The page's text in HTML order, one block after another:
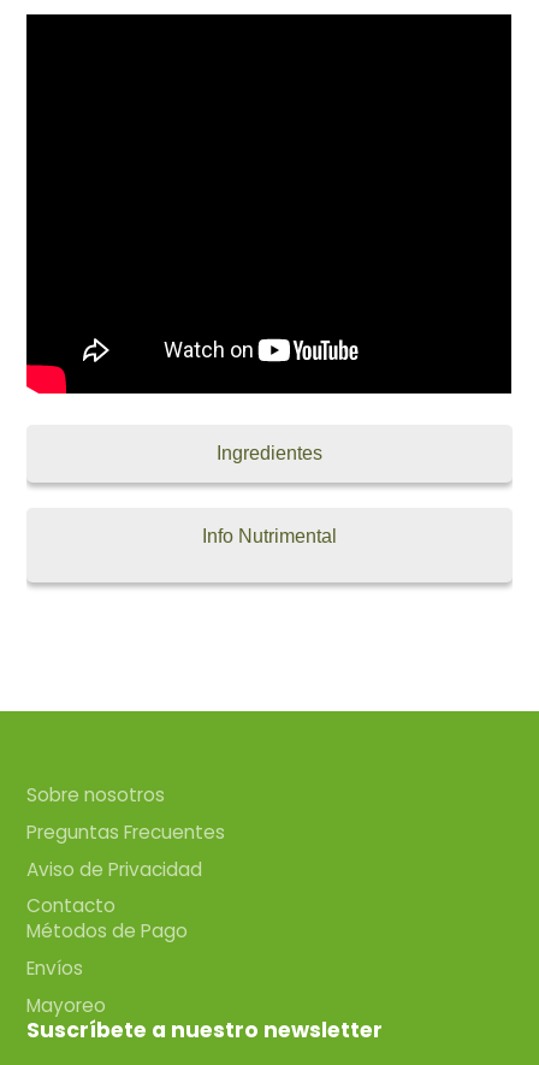
Ingredientes
Info Nutrimental
Sobre nosotros
Preguntas Frecuentes
Aviso de Privacidad
Contacto
Métodos de Pago
Envíos
Mayoreo
Suscríbete a nuestro newsletter